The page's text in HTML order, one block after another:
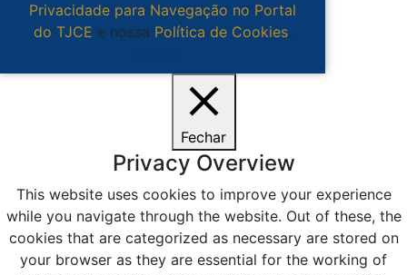
Privacidade para Navegação no Portal
do TJCE e nossa Política de Cookies.
Fechar
Privacy Overview
This website uses cookies to improve your experience
while you navigate through the website. Out of these, the
cookies that are categorized as necessary are stored on
your browser as they are essential for the working of